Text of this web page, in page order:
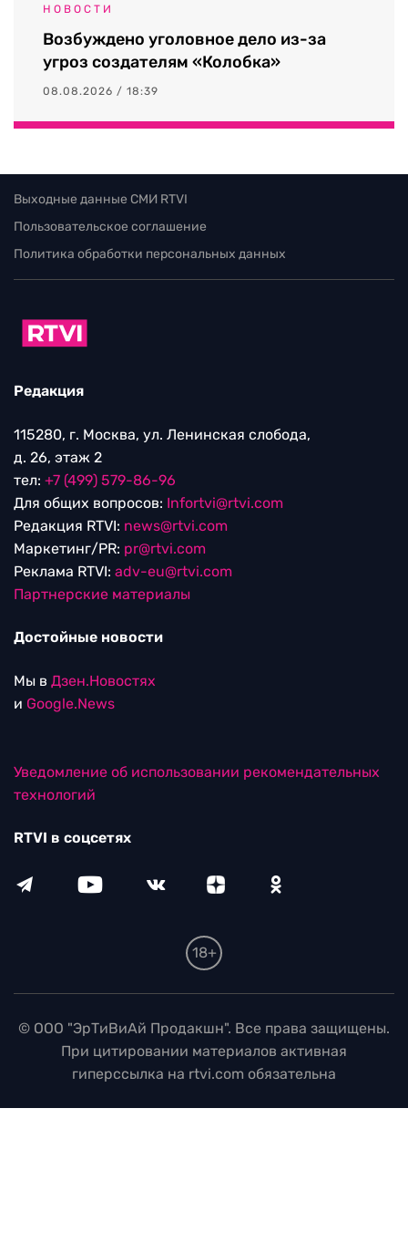
НОВОСТИ
Возбуждено уголовное дело из-за
угроз создателям «Колобка»
08.08.2026 / 18:39
Выходные данные СМИ RTVI
Пользовательское соглашение
Политика обработки персональных данных
Редакция
115280, г. Москва, ул. Ленинская слобода,
д. 26, этаж 2
тел: +7 (499) 579-86-96
Для общих вопросов: Infortvi@rtvi.com
Редакция RTVI: news@rtvi.com
Маркетинг/PR: pr@rtvi.com
Реклама RTVI: adv-eu@rtvi.com
Партнерские материалы
Достойные новости
Мы в Дзен.Новостях
и Google.News
Уведомление об использовании рекомендательных
технологий
RTVI в соцсетях
18+
© ООО "ЭрТиВиАй Продакшн". Все права защищены.
При цитировании материалов активная
гиперссылка на rtvi.com обязательна